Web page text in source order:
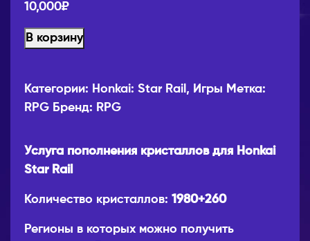
10,000₽
В корзину
Категории: Honkai: Star Rail , Игры Метка:
RPG Бренд: RPG
Услуга пополнения кристаллов для Honkai
Star Rail
Количество кристаллов: 1980+260
Регионы в которых можно получить